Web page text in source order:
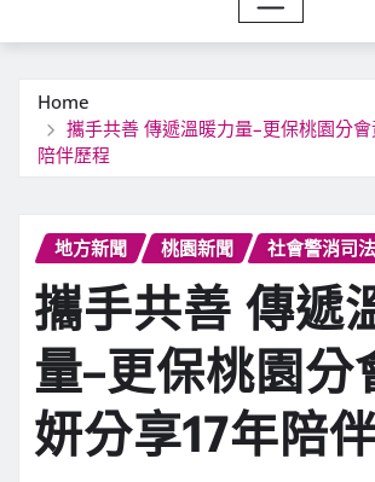
Home
攜手共善 傳遞溫暖力量–更保桃園分
陪伴歷程
地方新聞 桃園新聞 社會警消司法
攜手共善 傳遞
量–更保桃園分
妍分享17年陪